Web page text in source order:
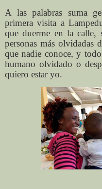
A las palabras suma
primera visita a
que duerme en la calle,
personas más olvidadas
que nadie conoce, y
humano olvidado o
quiero estar yo.